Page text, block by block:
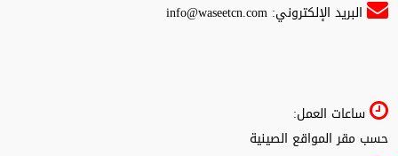
البريد الإلكتروني:info@waseetcn.com
ساعات العمل:
حسب مقر المواقع الصينية